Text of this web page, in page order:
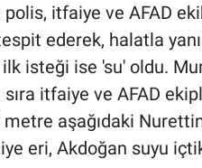
itfaiye ve AFAD
ederek, halatla
ilk isteği ise 'su' oldu.
itfaiye ve AFAD
metre aşağıdaki
eri, Akdoğan suyu